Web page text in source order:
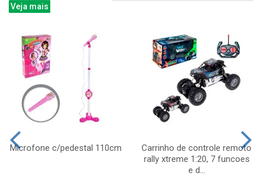
Veja mais
Microfone c/pedestal 110cm
Carrinho de controle remoto
rally xtreme 1:20, 7 funcoes
e d...